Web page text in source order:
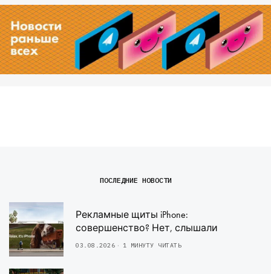
ПОСЛЕДНИЕ НОВОСТИ
Рекламные щиты iPhone:
совершенство? Нет, слышали
03.08.2026 1 МИНУТУ ЧИТАТЬ